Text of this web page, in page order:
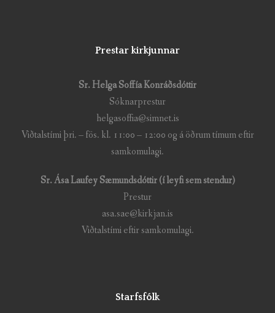
Prestar kirkjunnar
Sr. Helga Soffía Konráðsdóttir
Sóknarprestur
helgasoffia@simnet.is
Viðtalstími þri. – fös. kl. 11:00 – 12:00 og á öðrum tímum eftir
samkomulagi.
Sr. Ása Laufey Sæmundsdóttir (í leyfi sem stendur)
Prestur
asa.sae@kirkjan.is
Viðtalstími eftir samkomulagi.
Starfsfólk